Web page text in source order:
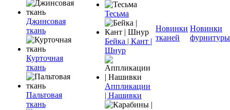
Джинсовая
ткань
Курточная
ткань
Пальтовая
ткань
Тесьма
Бейка | Кант |
Шнур
Аппликации
| Нашивки
Новинки
тканей
Новинки
фурнитуры